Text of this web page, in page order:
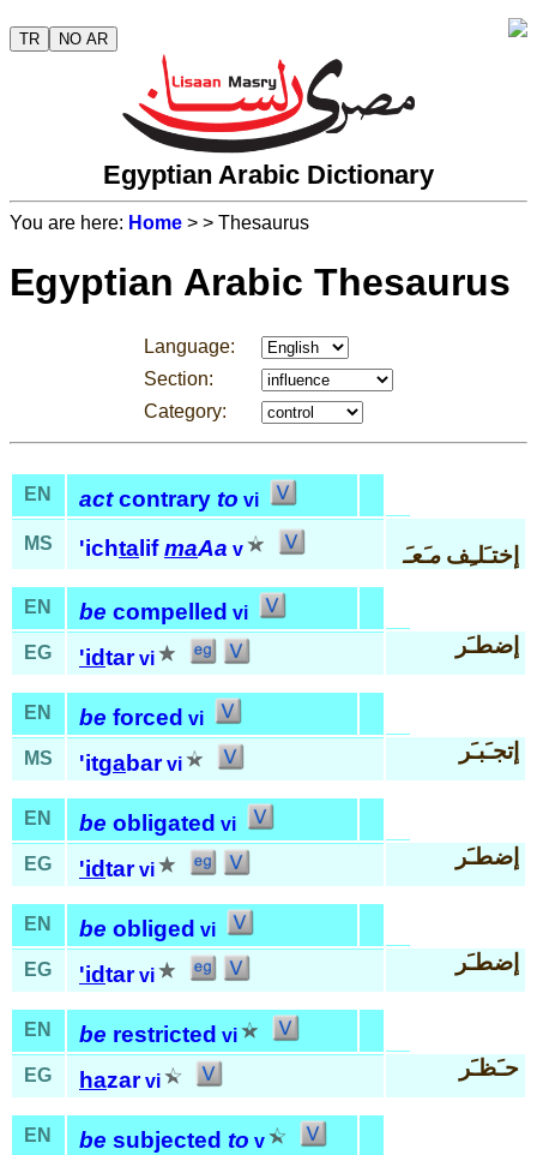
TR NO AR
Egyptian Arabic Dictionary
You are here: Home > > Thesaurus
Egyptian Arabic Thesaurus
Language:
Section:
Category:
EN actcontrary to vi
MS 'ichta lifmaAa v إختـَلـِفمـَعـَ
EN be compelled vi
EG
'idtar vi
إضطـَر
EN be forced vi
MS
'itgabar vi
إتجـَبـَر
EN be obligated vi
EG
'idtar vi
إضطـَر
EN be obliged vi
EG
'idtar vi
إضطـَر
EN be restricted vi
EG
hazar vi
حـَظـَر
EN be subjected to v